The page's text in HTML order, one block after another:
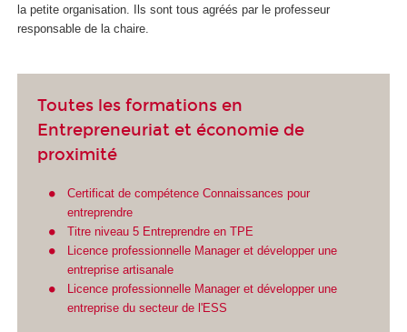
la petite organisation. Ils sont tous agréés par le professeur
responsable de la chaire.
Toutes les formations en
Entrepreneuriat et économie de
proximité
Certificat de compétence Connaissances pour
entreprendre
Titre niveau 5 Entreprendre en TPE
Licence professionnelle Manager et développer une
entreprise artisanale
Licence professionnelle Manager et développer une
entreprise du secteur de l'ESS